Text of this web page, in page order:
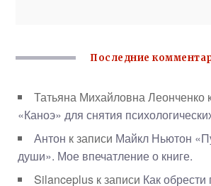
Последние
Татьяна Михайловна Леонченко
«Каноэ» для снятия
Антон к записи Майкл Ньютон
души». Мое впечатление о книге.
Silanceplus к записи Как